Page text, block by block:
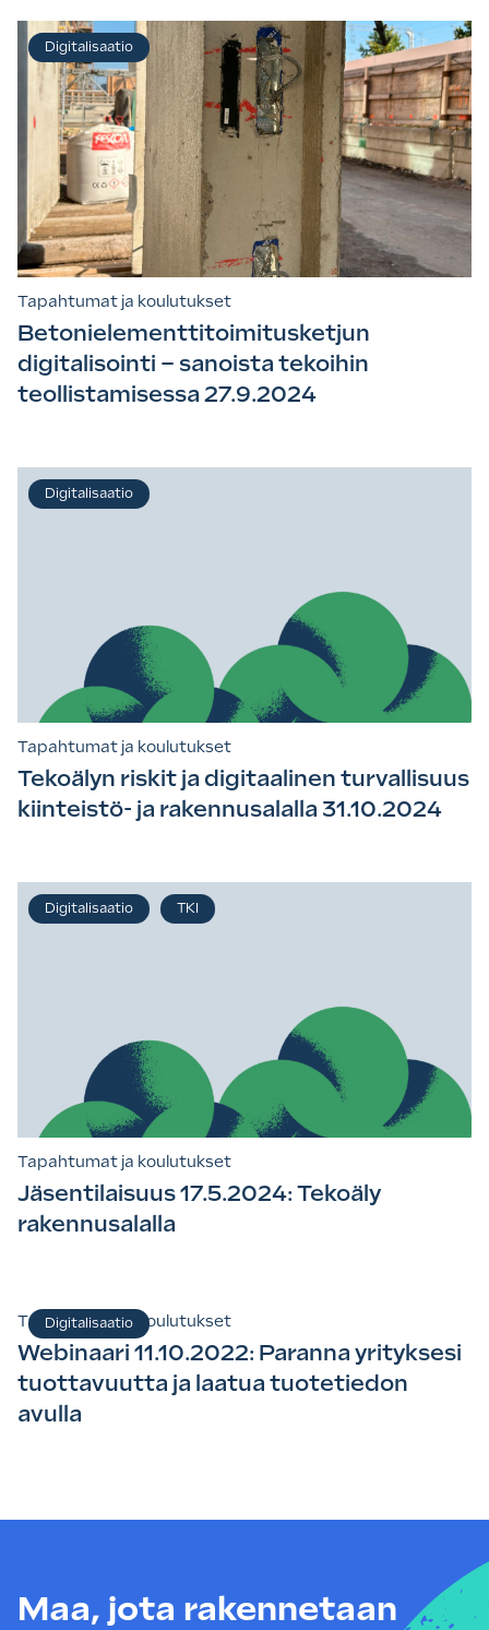
Tapahtumat ja koulutukset
Betonielementtitoimitusketjun
digitalisointi – sanoista tekoihin
teollistamisessa 27.9.2024
Digitalisaatio
Tapahtumat ja koulutukset
Tekoälyn riskit ja digitaalinen turvallisuus
kiinteistö- ja rakennusalalla 31.10.2024
Digitalisaatio
Tapahtumat ja koulutukset
Jäsentilaisuus 17.5.2024: Tekoäly
rakennusalalla
Digitalisaatio TKI
Tapahtumat ja koulutukset
Webinaari 11.10.2022: Paranna yrityksesi
tuottavuutta ja laatua tuotetiedon
avulla
Digitalisaatio
Maa, jota rakennetaan